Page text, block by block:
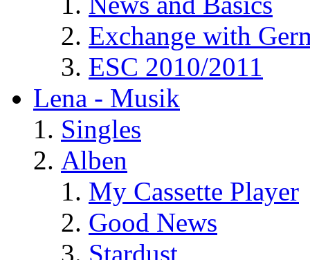
Exchange with
ESC 2010/2011
Lena - Musik
Singles
Alben
My Cassette Player
Good News
Stardust